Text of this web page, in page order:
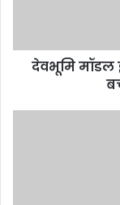
देवभूमि मॉडल